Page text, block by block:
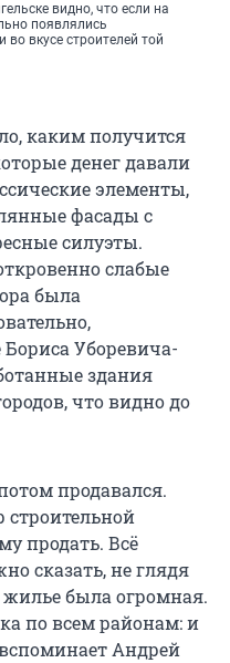
видно, что если на
появлялись
вкусе строителей той
каким получится
денег давали
элементы,
фасады с
силуэты.
слабые
была
Уборевича-
здания
что видно до
продавался.
строительной
продать. Всё
сказать, не глядя
жилье была огромная.
по всем районам: и
Андрей